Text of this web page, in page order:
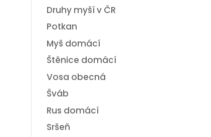
Druhy myší v ČR
Potkan
Myš domácí
Štěnice domácí
Vosa obecná
Šváb
Rus domácí
Sršeň